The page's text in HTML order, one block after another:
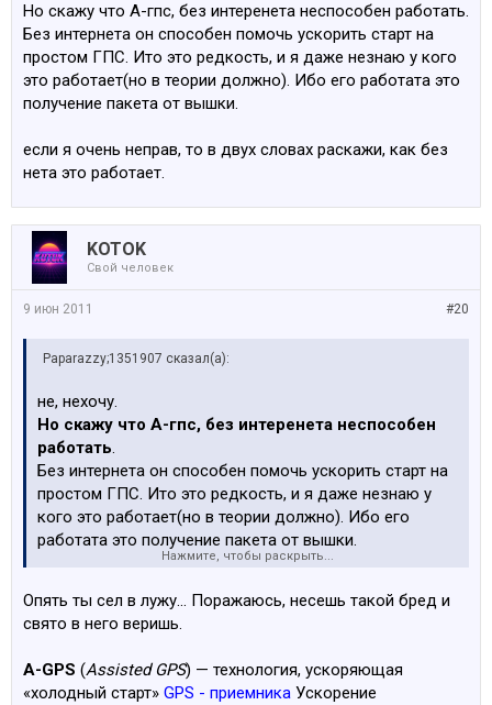
Но скажу что А-гпс, без интеренета неспособен работать.
Без интернета он способен помочь ускорить старт на
простом ГПС. Ито это редкость, и я даже незнаю у кого
это работает(но в теории должно). Ибо его работата это
получение пакета от вышки.
если я очень неправ, то в двух словах раскажи, как без
нета это работает.
KOTOK
Свой человек
#20
9 июн 2011
Paparazzy;1351907 сказал(а):
не, нехочу.
Но скажу что А-гпс, без интеренета неспособен
работать.
Без интернета он способен помочь ускорить старт на
простом ГПС. Ито это редкость, и я даже незнаю у
кого это работает(но в теории должно). Ибо его
работата это получение пакета от вышки.
без нета это работает.
Нажмите, чтобы раскрыть...
Опять ты сел в лужу... Поражаюсь, несешь такой бред и
свято в него веришь.
A-GPS (Assisted GPS) — технология, ускоряющая
«холодный старт» GPS - приемника Ускорение